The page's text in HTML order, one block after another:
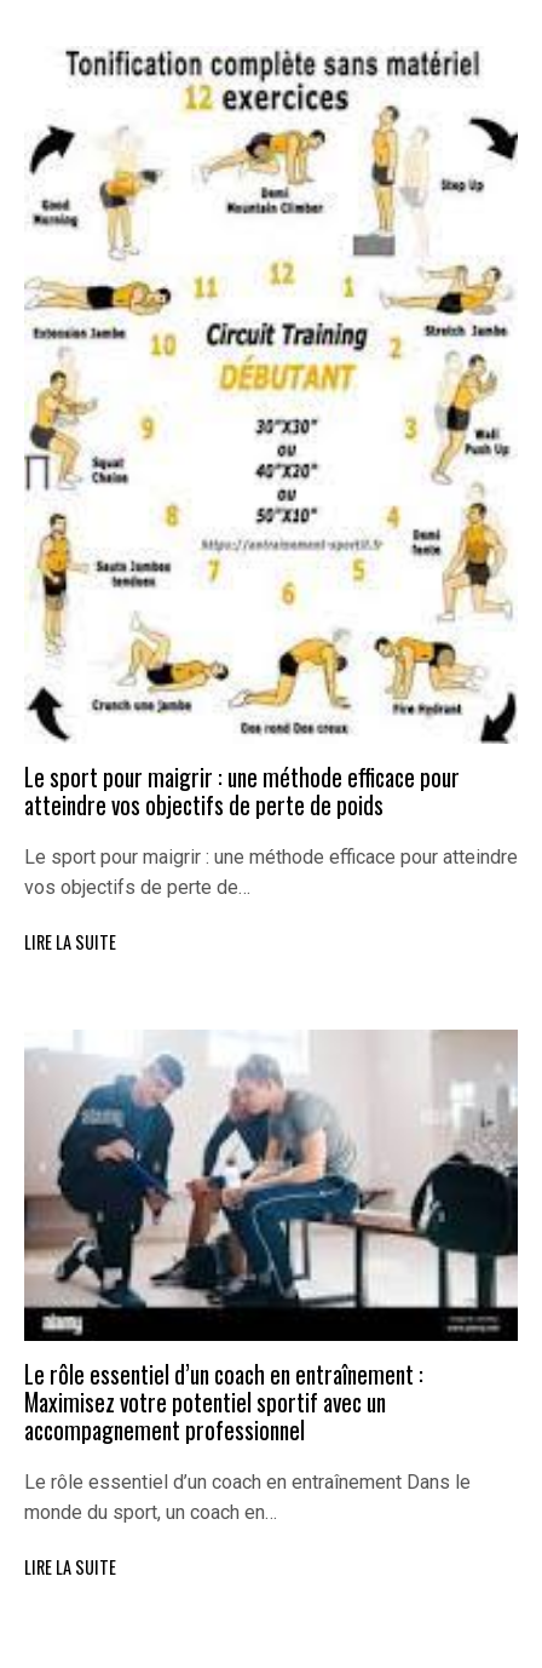
Le sport pour maigrir : une méthode efficace pour
atteindre vos objectifs de perte de poids
Le sport pour maigrir : une méthode efficace pour atteindre
vos objectifs de perte de…
LIRE LA SUITE
Le rôle essentiel d’un coach en entraînement :
Maximisez votre potentiel sportif avec un
accompagnement professionnel
Le rôle essentiel d’un coach en entraînement Dans le
monde du sport, un coach en…
LIRE LA SUITE